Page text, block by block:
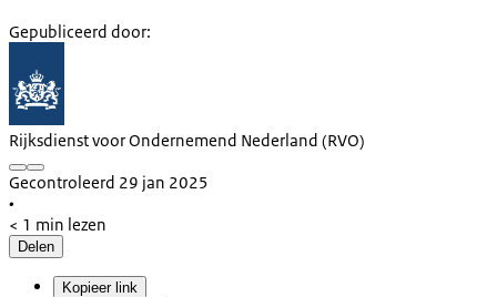
Gepubliceerd door:
Rijksdienst voor Ondernemend Nederland (RVO)
Gecontroleerd 29 jan 2025
•
< 1 min lezen
Delen
Kopieer link